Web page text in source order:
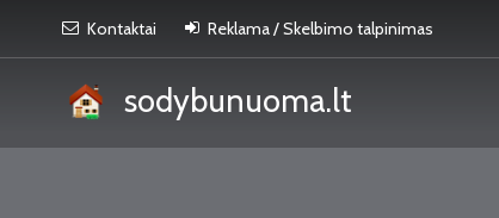
Kontaktai Reklama / Skelbimo talpinimas
sodybunuoma.lt